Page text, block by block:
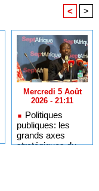
< >
Mercredi 5 Août
2026 - 21:11
Politiques
publiques: les
grands axes
stratégiques du